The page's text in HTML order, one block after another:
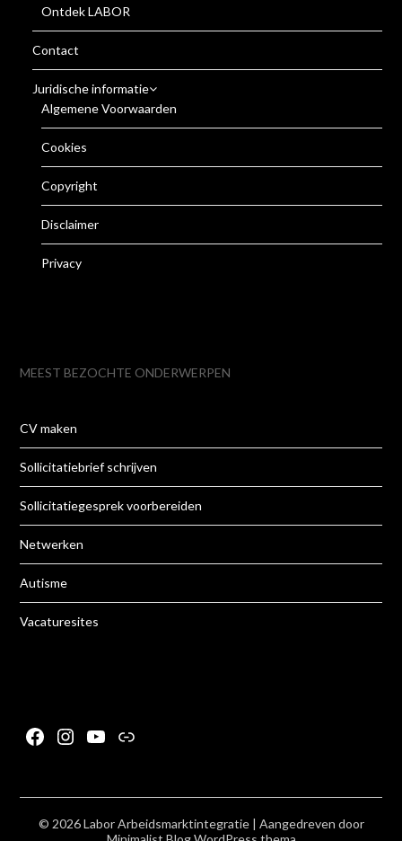
Ontdek LABOR
Contact
Juridische informatie
Algemene Voorwaarden
Cookies
Copyright
Disclaimer
Privacy
MEEST BEZOCHTE ONDERWERPEN
CV maken
Sollicitatiebrief schrijven
Sollicitatiegesprek voorbereiden
Netwerken
Autisme
Vacaturesites
Facebook
Instagram
YouTube
Link
© 2026 Labor Arbeidsmarktintegratie | Aangedreven door